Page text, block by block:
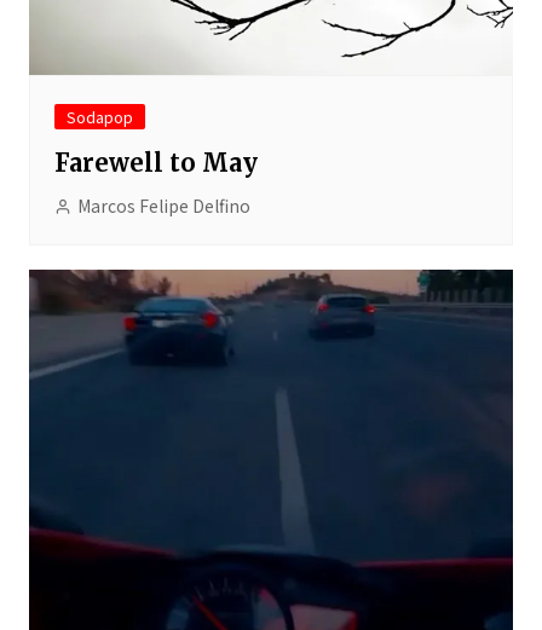
Sodapop
Farewell to May
Marcos Felipe Delfino